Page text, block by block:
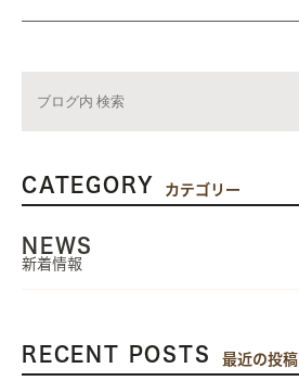
CATEGORY カテゴリー
NEWS
新着情報
RECENT POSTS 最近の投稿